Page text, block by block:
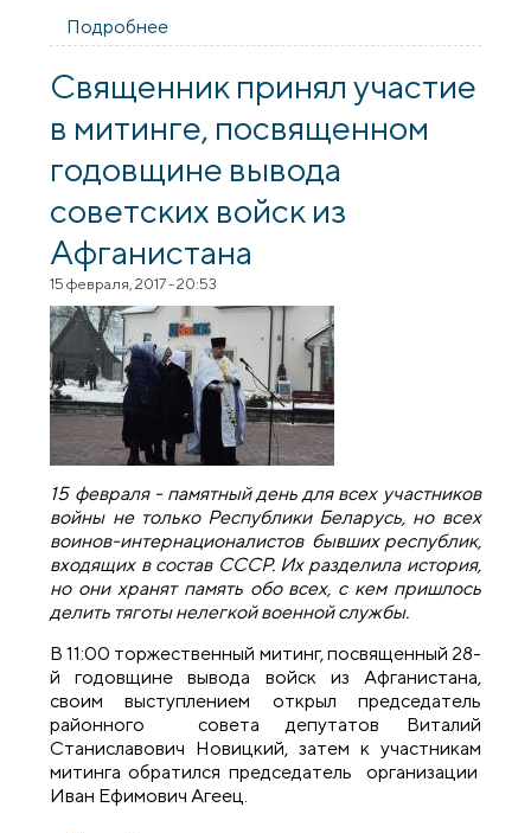
Подробнее
в торжествах по случаю 25-летия
Павла, Патриаршего Экзарха всея
Беларуси
Священник принял участие
в митинге, посвященном
годовщине вывода
советских войск из
Афганистана
15 февраля, 2017 - 20:53
15 февраля - памятный день для всех участников
войны не только Республики Беларусь, но всех
воинов-интернационалистов бывших республик,
входящих в состав СССР. Их разделила история,
но они хранят память обо всех, с кем пришлось
делить тяготы нелегкой военной службы.
В 11:00 торжественный митинг, посвященный 28-
й годовщине вывода войск из Афганистана,
своим выступлением открыл председатель
районного совета депутатов Виталий
Станиславович Новицкий, затем к участникам
митинга обратился председатель организации
Иван Ефимович Агеец.